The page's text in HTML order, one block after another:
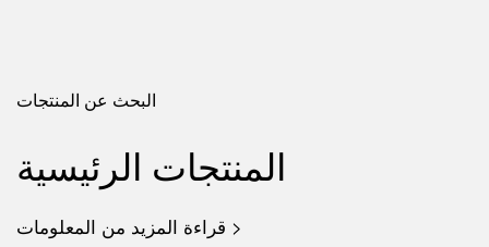
البحث عن المنتجات
المنتجات الرئيسية
قراءة المزيد من المعلومات >